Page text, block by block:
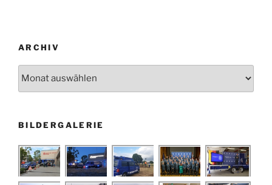
ARCHIV
BILDERGALERIE